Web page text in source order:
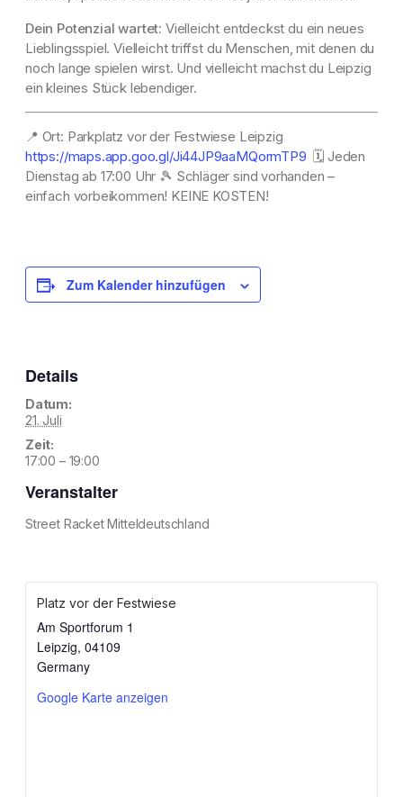
Dein Potenzial wartet: Vielleicht entdeckst du ein neues
Lieblingsspiel. Vielleicht triffst du Menschen, mit denen du
noch lange spielen wirst. Und vielleicht machst du Leipzig
ein kleines Stück lebendiger.
📍 Ort: Parkplatz vor der Festwiese Leipzig
https://maps.app.goo.gl/Ji44JP9aaMQormTP9 🗓️ Jeden
Dienstag ab 17:00 Uhr 🎾 Schläger sind vorhanden –
einfach vorbeikommen! KEINE KOSTEN!
Zum Kalender hinzufügen
Details
Datum:
21. Juli
Zeit:
17:00 – 19:00
Veranstalter
Street Racket Mitteldeutschland
Platz vor der Festwiese
Am Sportforum 1
Leipzig, 04109
Germany
Google Karte anzeigen